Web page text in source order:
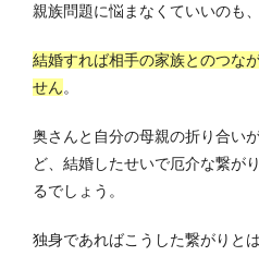
親族問題に悩まなくていいのも
結婚すれば相手の家族とのつな
せん。
奥さんと自分の母親の折り合い
ど、結婚したせいで厄介な繋が
るでしょう。
独身であればこうした繋がりと